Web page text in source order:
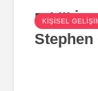
KIŞISEL
Etkili
Stephen